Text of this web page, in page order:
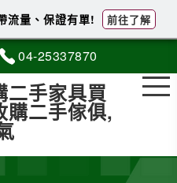
04-25337870
二手家具買
購二手傢俱,
流量、保證有單! 前往了解